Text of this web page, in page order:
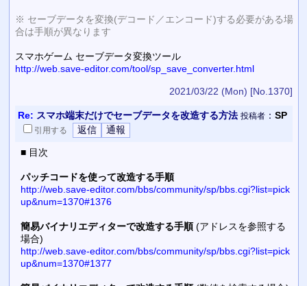
※ セーブデータを変換(デコード／エンコード)する必要がある場
合は手順が異なります
スマホゲーム セーブデータ変換ツール
http://web.save-editor.com/tool/sp_save_converter.html
2021/03/22 (Mon) [No.1370]
Re: スマホ端末だけでセーブデータを改造する方法 投稿者： SP
引用する
■ 目次
パッチコードを使って改造する手順
http://web.save-editor.com/bbs/community/sp/bbs.cgi?list=pick
up&num=1370#1376
簡易バイナリエディターで改造する手順(アドレスを参照する
場合)
http://web.save-editor.com/bbs/community/sp/bbs.cgi?list=pick
up&num=1370#1377